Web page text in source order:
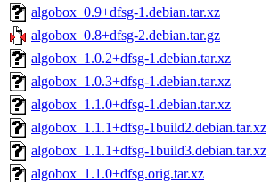
algobox_0.9+dfsg-1.debian.tar.xz
algobox_0.8+dfsg-2.debian.tar.gz
algobox_1.0.2+dfsg-1.debian.tar.xz
algobox_1.0.3+dfsg-1.debian.tar.xz
algobox_1.1.0+dfsg-1.debian.tar.xz
algobox_1.1.1+dfsg-1build2.debian.tar.xz
algobox_1.1.1+dfsg-1build3.debian.tar.xz
algobox_1.1.0+dfsg.orig.tar.xz